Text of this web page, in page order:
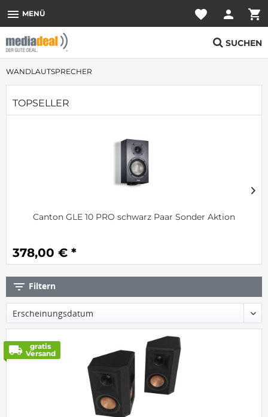
menu MENÜ favorite person shopping_cart
SUCHEN
WANDLAUTSPRECHER
TOPSELLER
Canton GLE 10 PRO schwarz Paar Sonder Aktion
378,00 € *
filter_list Filtern
local_shipping
gratis
Versand